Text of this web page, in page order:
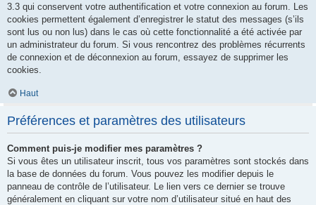
3.3 qui conservent votre authentification et votre connexion au forum. Les
cookies permettent également d’enregistrer le statut des messages (s’ils
sont lus ou non lus) dans le cas où cette fonctionnalité a été activée par
un administrateur du forum. Si vous rencontrez des problèmes récurrents
de connexion et de déconnexion au forum, essayez de supprimer les
cookies.
Haut
Préférences et paramètres des utilisateurs
Comment puis-je modifier mes paramètres ?
Si vous êtes un utilisateur inscrit, tous vos paramètres sont stockés dans
la base de données du forum. Vous pouvez les modifier depuis le
panneau de contrôle de l’utilisateur. Le lien vers ce dernier se trouve
généralement en cliquant sur votre nom d’utilisateur situé en haut des